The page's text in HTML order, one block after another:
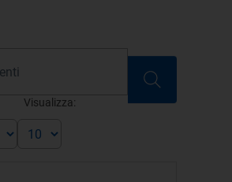
Visualizza: